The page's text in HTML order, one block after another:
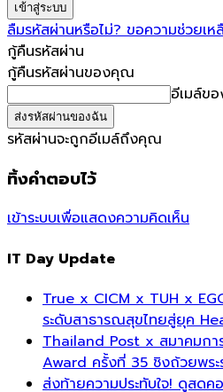
ลืมรหัสผ่านหรือไม่? ขอความช่วยเห
กู้คืนรหัสผ่าน
กู้คืนรหัสผ่านของคุณ
อีเมล์ข
รหัสผ่านจะถูกอีเมล์ถึงคุณ
ทิ้งคำตอบไว้
เข้าระบบเพื่อแสดงความคิดเห็น
IT Day Update
True x CICM x TUH x
ระดับสาธารณสุขไทยสู่ยุค
Thailand Post x สมาคมกา
Award ครั้งที่ 35 ชิงถ้วยพระ
ส่งท้ายความประทับใจ! ดูสดค